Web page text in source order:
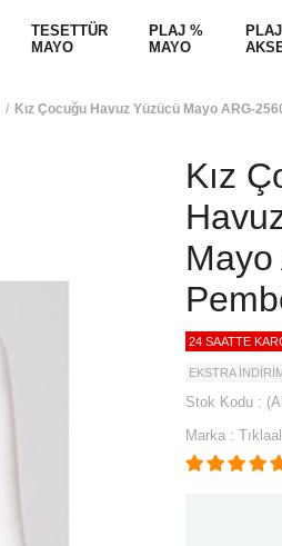
TESETTÜR
MAYO
PLAJ %
MAYO
Kız Çocuğu Havuz Yüzücü Mayo ARG-
Kız
24 SAATTE
EKSTRA
Stok Kodu
Marka :